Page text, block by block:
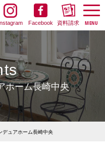
Facebook 資料請求
ホーム長崎中央
デュアホーム長崎中央